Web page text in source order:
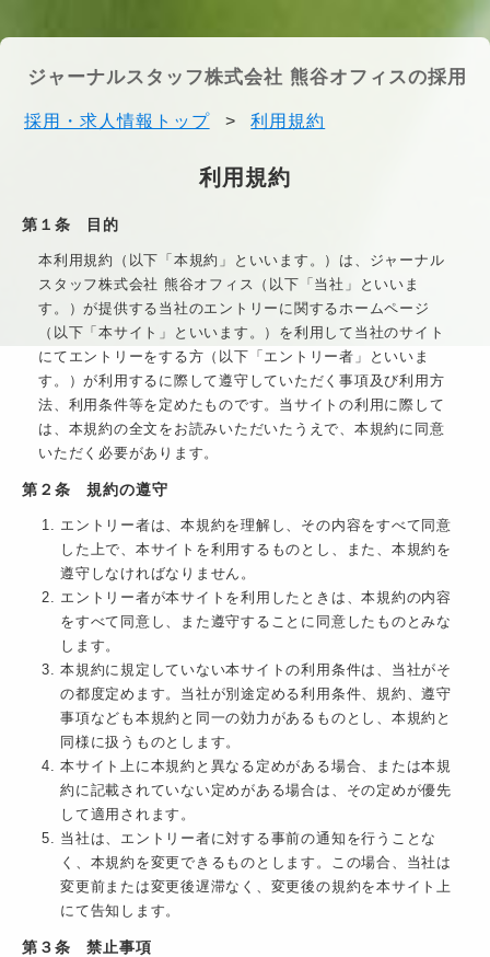
ジャーナルスタッフ株式会社 熊谷オフィスの採用
採用・求人情報トップ > 利用規約
利用規約
第１条 目的
本利用規約（以下「本規約」といいます。）は、 ジャーナル
スタッフ株式会社 熊谷オフィス （以下「当社」といいま
す。）が提供する当社のエントリーに関するホームページ
（以下「本サイト」といいます。）を利用して当社のサイト
にてエントリーをする方（以下「エントリー者」といいま
す。）が利用するに際して遵守していただく事項及び利用方
法、利用条件等を定めたものです。当サイトの利用に際して
は、本規約の全文をお読みいただいたうえで、本規約に同意
いただく必要があります。
第２条 規約の遵守
エントリー者は、本規約を理解し、その内容をすべて同意
した上で、本サイトを利用するものとし、また、本規約を
遵守しなければなりません。
エントリー者が本サイトを利用したときは、本規約の内容
をすべて同意し、また遵守することに同意したものとみな
します。
本規約に規定していない本サイトの利用条件は、当社がそ
の都度定めます。当社が別途定める利用条件、規約、遵守
事項なども本規約と同一の効力があるものとし、本規約と
同様に扱うものとします。
本サイト上に本規約と異なる定めがある場合、または本規
約に記載されていない定めがある場合は、その定めが優先
して適用されます。
当社は、エントリー者に対する事前の通知を行うことな
く、本規約を変更できるものとします。この場合、当社は
変更前または変更後遅滞なく、変更後の規約を本サイト上
にて告知します。
第３条 禁止事項